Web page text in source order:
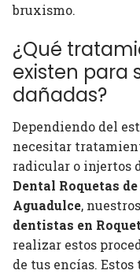
bruxismo.
¿Qué
existen para
dañadas?
Dependiendo del
necesitar
radicular o injertos
Dental Roquetas
Aguadulce, nuestros
dentistas en
realizar estos
de tus encías.